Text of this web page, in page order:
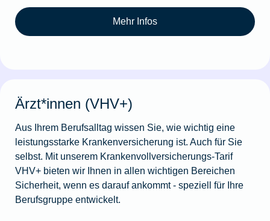
Mehr Infos
Ärzt*innen (VHV+)
Aus Ihrem Berufsalltag wissen Sie, wie wichtig eine
leistungsstarke Krankenversicherung ist. Auch für Sie
selbst. Mit unserem Krankenvollversicherungs-Tarif
VHV+ bieten wir Ihnen in allen wichti­gen Bereichen
Sicherheit, wenn es darauf ankommt - speziell für Ihre
Berufsgruppe entwickelt.